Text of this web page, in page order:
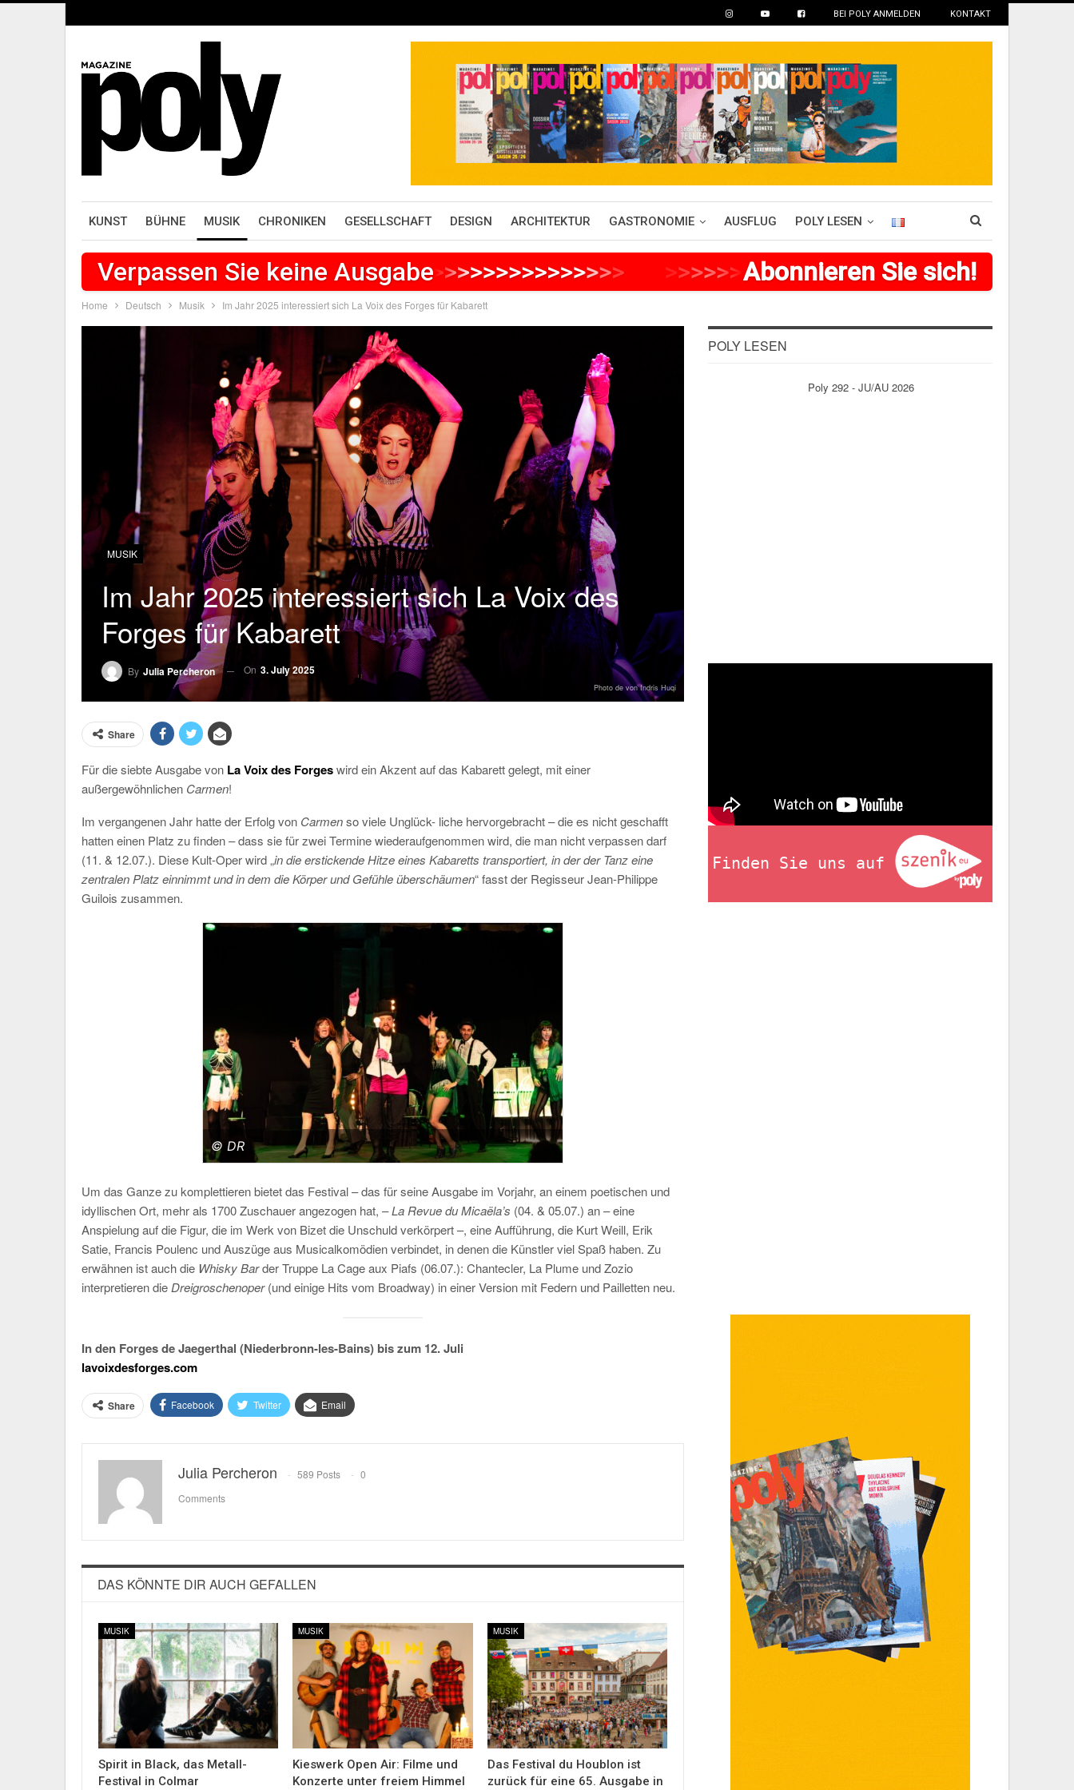
BEI POLY ANMELDEN KONTAKT
KUNST BÜHNE MUSIK CHRONIKEN GESELLSCHAFT DESIGN ARCHITEKTUR GASTRONOMIE AUSFLUG POLY LESEN
Verpassen Sie keine Ausgabe>>>>>>>>>>>>>>> >>>>>>> >>>>>>
Abonnieren Sie sich!
Home Deutsch Musik Im Jahr 2025 interessiert sich La Voix des Forges für Kabarett
MUSIK
Im Jahr 2025 interessiert sich La Voix des
Forges für Kabarett
By Julia Percheron On 3. July 2025
Photo de von Indris Huqi
Share
Für die siebte Ausgabe von La Voix des Forgeswird ein Akzent auf das Kabarett gelegt, mit einer
außergewöhnlichen Carmen!
Im vergangenen Jahr hatte der Erfolg von Carmenso viele Unglück- liche hervorgebracht – die es nicht geschafft
hatten einen Platz zu finden – dass sie für zwei Termine wiederaufgenommen wird, die man nicht verpassen darf
(11. & 12.07.). Diese Kult-Oper wird „in die erstickende Hitze eines Kabaretts transportiert, in der der Tanz eine
zentralen Platz einnimmt und in dem die Körper und Gefühle überschäumen“ fasst der Regisseur Jean-Philippe
Guilois zusammen.
© DR
Um das Ganze zu komplettieren bietet das Festival – das für seine Ausgabe im Vorjahr, an einem poetischen und
idyllischen Ort, mehr als 1700 Zuschauer angezogen hat, –La Revue du Micaëla’s (04. & 05.07.) an – eine
Anspielung auf die Figur, die im Werk von Bizet die Unschuld verkörpert –, eine Aufführung, die Kurt Weill, Erik
Satie, Francis Poulenc und Auszüge aus Musicalkomödien verbindet, in denen die Künstler viel Spaß haben. Zu
erwähnen ist auch die Whisky Barder Truppe La Cage aux Piafs (06.07.): Chantecler, La Plume und Zozio
interpretieren die Dreigroschenoper(und einige Hits vom Broadway) in einer Version mit Federn und Pailletten neu.
In den Forges de Jaegerthal (Niederbronn-les-Bains) bis zum 12. Juli
lavoixdesforges.com
Share Facebook Twitter Email
Julia Percheron 589 Posts
0
Comments
DAS KÖNNTE DIR AUCH GEFALLEN
MUSIK
Spirit in Black, das Metall-
Festival in Colmar
MUSIK
Kieswerk Open Air: Filme und
Konzerte unter freiem Himmel
MUSIK
Das Festival du Houblon ist
zurück für eine 65. Ausgabe in
POLY LESEN
Poly 292 - JU/AU 2026
Finden Sie uns auf